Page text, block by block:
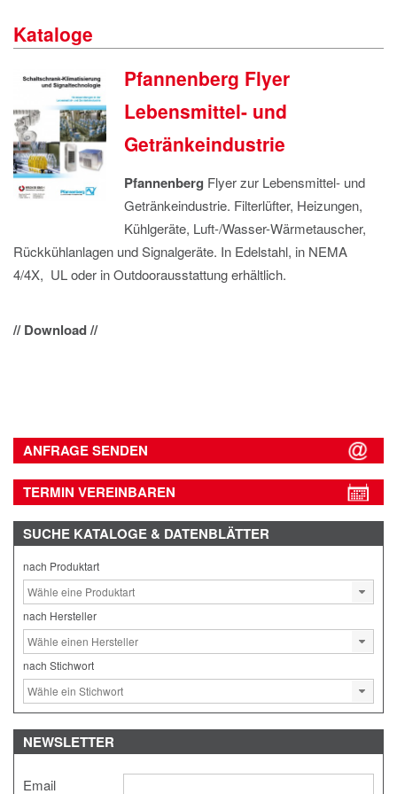
DATENSCHUTZ
Kataloge
Pfannenberg Flyer
Lebensmittel- und
Getränkeindustrie
Pfannenberg Flyer zur Lebensmittel- und
Getränkeindustrie. Filterlüfter, Heizungen,
Kühlgeräte, Luft-/Wasser-Wärmetauscher,
Rückkühlanlagen und Signalgeräte. In Edelstahl, in NEMA
4/4X, UL oder in Outdoorausstattung erhältlich.
// Download //
ANFRAGE SENDEN
TERMIN VEREINBAREN
SUCHE KATALOGE & DATENBLÄTTER
nach Produktart
nach Hersteller
nach Stichwort
NEWSLETTER
Email